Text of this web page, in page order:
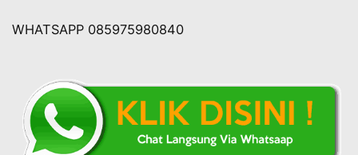
WHATSAPP 085975980840